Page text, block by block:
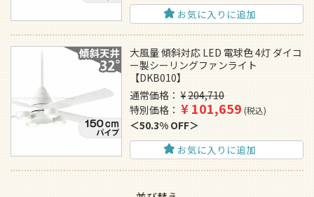
お気に入りに追加
大風量 傾斜対応 LED 電球色 4灯 ダイコ
ー製シーリングファンライト
【DKB010】
通常価格
¥204,710
特別価格
¥101,659 税込
50.3% OFF
お気に入りに追加